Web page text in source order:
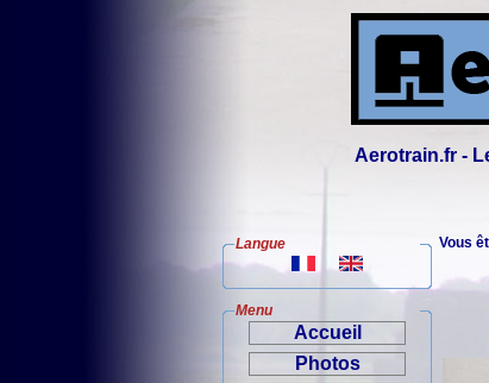
Aerotrain.fr -
Langue
Menu
Accueil
Photos
Vous